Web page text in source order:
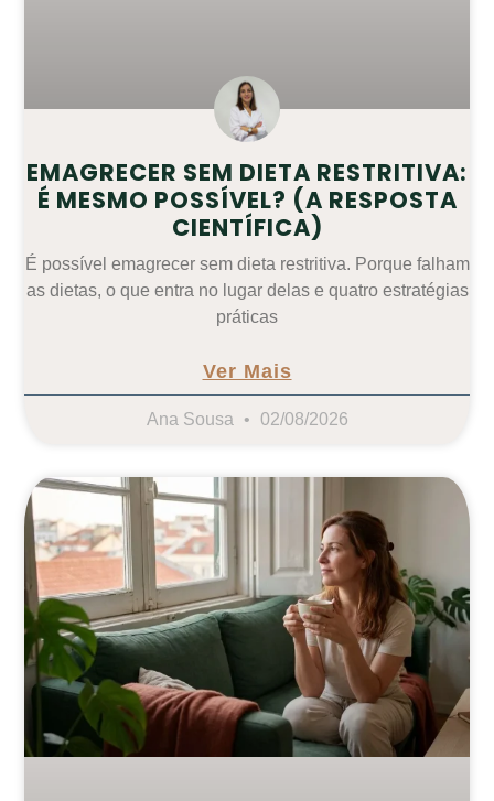
EMAGRECER SEM DIETA RESTRITIVA:
É MESMO POSSÍVEL? (A RESPOSTA
CIENTÍFICA)
É possível emagrecer sem dieta restritiva. Porque falham
as dietas, o que entra no lugar delas e quatro estratégias
práticas
Ver Mais
Ana Sousa 02/08/2026